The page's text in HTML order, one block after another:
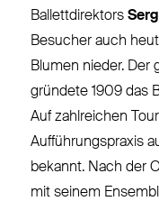
Ballettdirektors
Besucher auch
Blumen nieder. Der
gründete 1909 das
Auf zahlreichen
Aufführungspraxis
bekannt. Nach der
mit seinem